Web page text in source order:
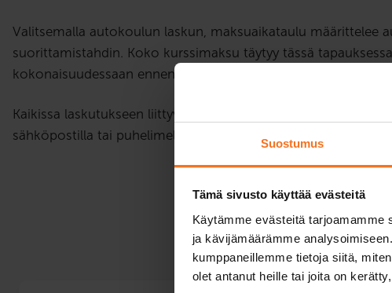
Suostumus
Tämä sivusto käyttää evästeitä
Käytämme evästeitä tarjoamamme
ja kävijämäärämme
kumppaneillemme tietoja siitä,
olet antanut heille tai joita on
Valitsemalla autokoulun laskun, maksuaikataulu määrittelee
suorittamistahdin. Koko kurssimaksu täytyy tässä
kokonaisuudessaan ennen kuin pääsee ajokokeeseen.
Kaikissa laskutukseen liittyvissä asioissa voi olla yhteydessä
sähköpostilla tai puhelimella: